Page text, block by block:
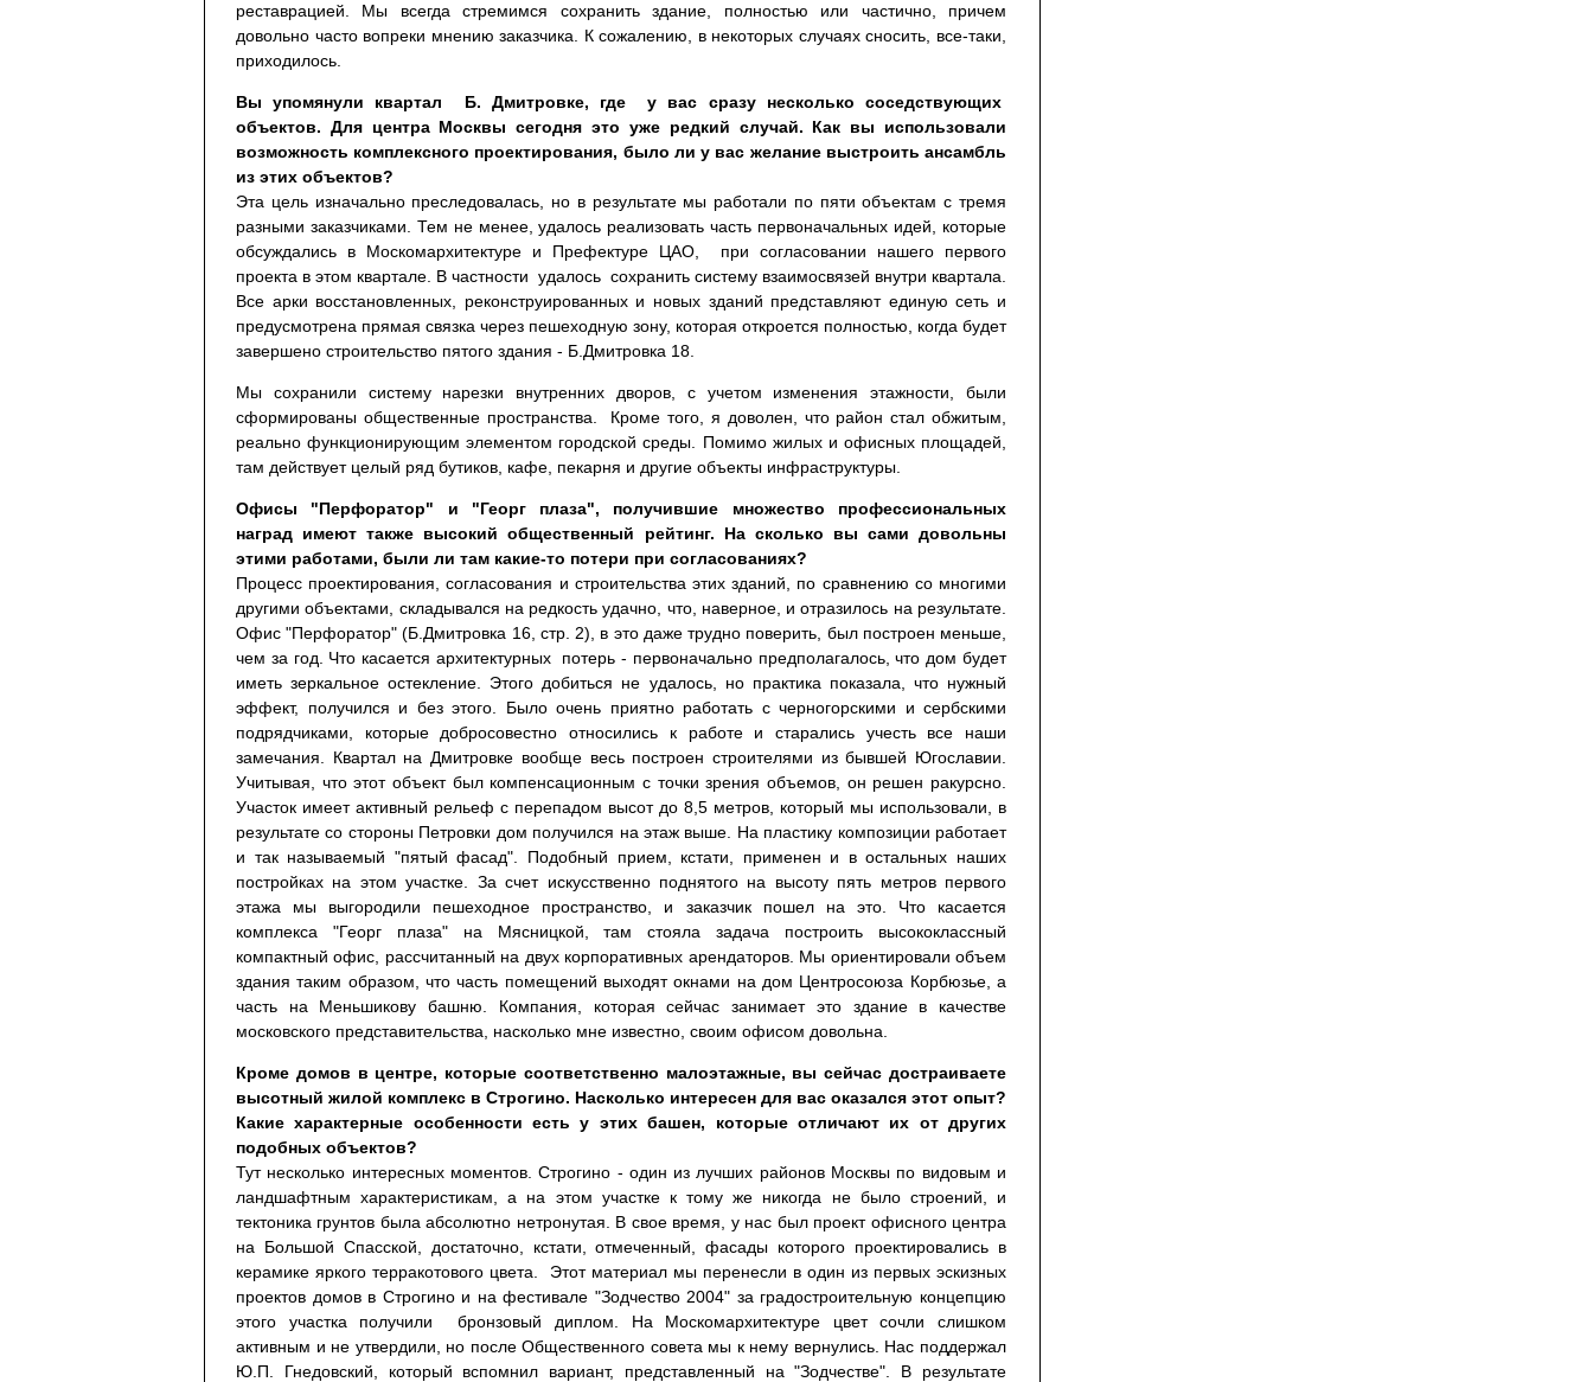
реставрацией. Мы всегда стремимся сохранить здание, полностью или частично, причем
довольно часто вопреки мнению заказчика. К сожалению, в некоторых случаях сносить, все-таки,
приходилось.
Вы упомянули квартал Б. Дмитровке, где у вас сразу несколько соседствующих
объектов. Для центра Москвы сегодня это уже редкий случай. Как вы использовали
возможность комплексного проектирования, было ли у вас желание выстроить ансамбль
из этих объектов?
Эта цель изначально преследовалась, но в результате мы работали по пяти объектам с тремя
разными заказчиками. Тем не менее, удалось реализовать часть первоначальных идей, которые
обсуждались в Москомархитектуре и Префектуре ЦАО, при согласовании нашего первого
проекта в этом квартале. В частности удалось сохранить систему взаимосвязей внутри квартала.
Все арки восстановленных, реконструированных и новых зданий представляют единую сеть и
предусмотрена прямая связка через пешеходную зону, которая откроется полностью, когда будет
завершено строительство пятого здания - Б.Дмитровка 18.
Мы сохранили систему нарезки внутренних дворов, с учетом изменения этажности, были
сформированы общественные пространства. Кроме того, я доволен, что район стал обжитым,
реально функционирующим элементом городской среды. Помимо жилых и офисных площадей,
там действует целый ряд бутиков, кафе, пекарня и другие объекты инфраструктуры.
Офисы "Перфоратор" и "Георг плаза", получившие множество профессиональных
наград имеют также высокий общественный рейтинг. На сколько вы сами довольны
этими работами, были ли там какие-то потери при согласованиях?
Процесс проектирования, согласования и строительства этих зданий, по сравнению со многими
другими объектами, складывался на редкость удачно, что, наверное, и отразилось на результате.
Офис "Перфоратор" (Б.Дмитровка 16, стр. 2), в это даже трудно поверить, был построен меньше,
чем за год. Что касается архитектурных потерь - первоначально предполагалось, что дом будет
иметь зеркальное остекление. Этого добиться не удалось, но практика показала, что нужный
эффект, получился и без этого. Было очень приятно работать с черногорскими и сербскими
подрядчиками, которые добросовестно относились к работе и старались учесть все наши
замечания. Квартал на Дмитровке вообще весь построен строителями из бывшей Югославии.
Учитывая, что этот объект был компенсационным с точки зрения объемов, он решен ракурсно.
Участок имеет активный рельеф с перепадом высот до 8,5 метров, который мы использовали, в
результате со стороны Петровки дом получился на этаж выше. На пластику композиции работает
и так называемый "пятый фасад". Подобный прием, кстати, применен и в остальных наших
постройках на этом участке. За счет искусственно поднятого на высоту пять метров первого
этажа мы выгородили пешеходное пространство, и заказчик пошел на это. Что касается
комплекса "Георг плаза" на Мясницкой, там стояла задача построить высококлассный
компактный офис, рассчитанный на двух корпоративных арендаторов. Мы ориентировали объем
здания таким образом, что часть помещений выходят окнами на дом Центросоюза Корбюзье, а
часть на Меньшикову башню. Компания, которая сейчас занимает это здание в качестве
московского представительства, насколько мне известно, своим офисом довольна.
Кроме домов в центре, которые соответственно малоэтажные, вы сейчас достраиваете
высотный жилой комплекс в Строгино. Насколько интересен для вас оказался этот опыт?
Какие характерные особенности есть у этих башен, которые отличают их от других
подобных объектов?
Тут несколько интересных моментов. Строгино - один из лучших районов Москвы по видовым и
ландшафтным характеристикам, а на этом участке к тому же никогда не было строений, и
тектоника грунтов была абсолютно нетронутая. В свое время, у нас был проект офисного центра
на Большой Спасской, достаточно, кстати, отмеченный, фасады которого проектировались в
керамике яркого терракотового цвета. Этот материал мы перенесли в один из первых эскизных
проектов домов в Строгино и на фестивале "Зодчество 2004" за градостроительную концепцию
этого участка получили бронзовый диплом. На Москомархитектуре цвет сочли слишком
активным и не утвердили, но после Общественного совета мы к нему вернулись. Нас поддержал
Ю.П. Гнедовский, который вспомнил вариант, представленный на "Зодчестве". В результате